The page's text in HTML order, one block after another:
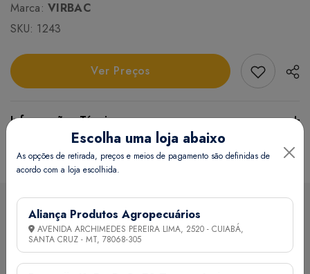
Marca: VIRBAC
SKU: 1243
Ver Preços Add
Informações Técnicas
Certifique-se de verificar essas dimensões cuidadosamente
para evitar quaisquer inconvenientes e garantir que o
Peso: 547 grama(s)
Sobre a loja
Escolha uma loja abaixo
As opções de retirada, preços e meios de pagamento são definidas de
acordo com a loja escolhida.
Aliança Produtos Agropecuários
AVENIDA ARCHIMEDES PEREIRA LIMA, 2520 - CUIABÁ,
SANTA CRUZ - MT, 78068-305